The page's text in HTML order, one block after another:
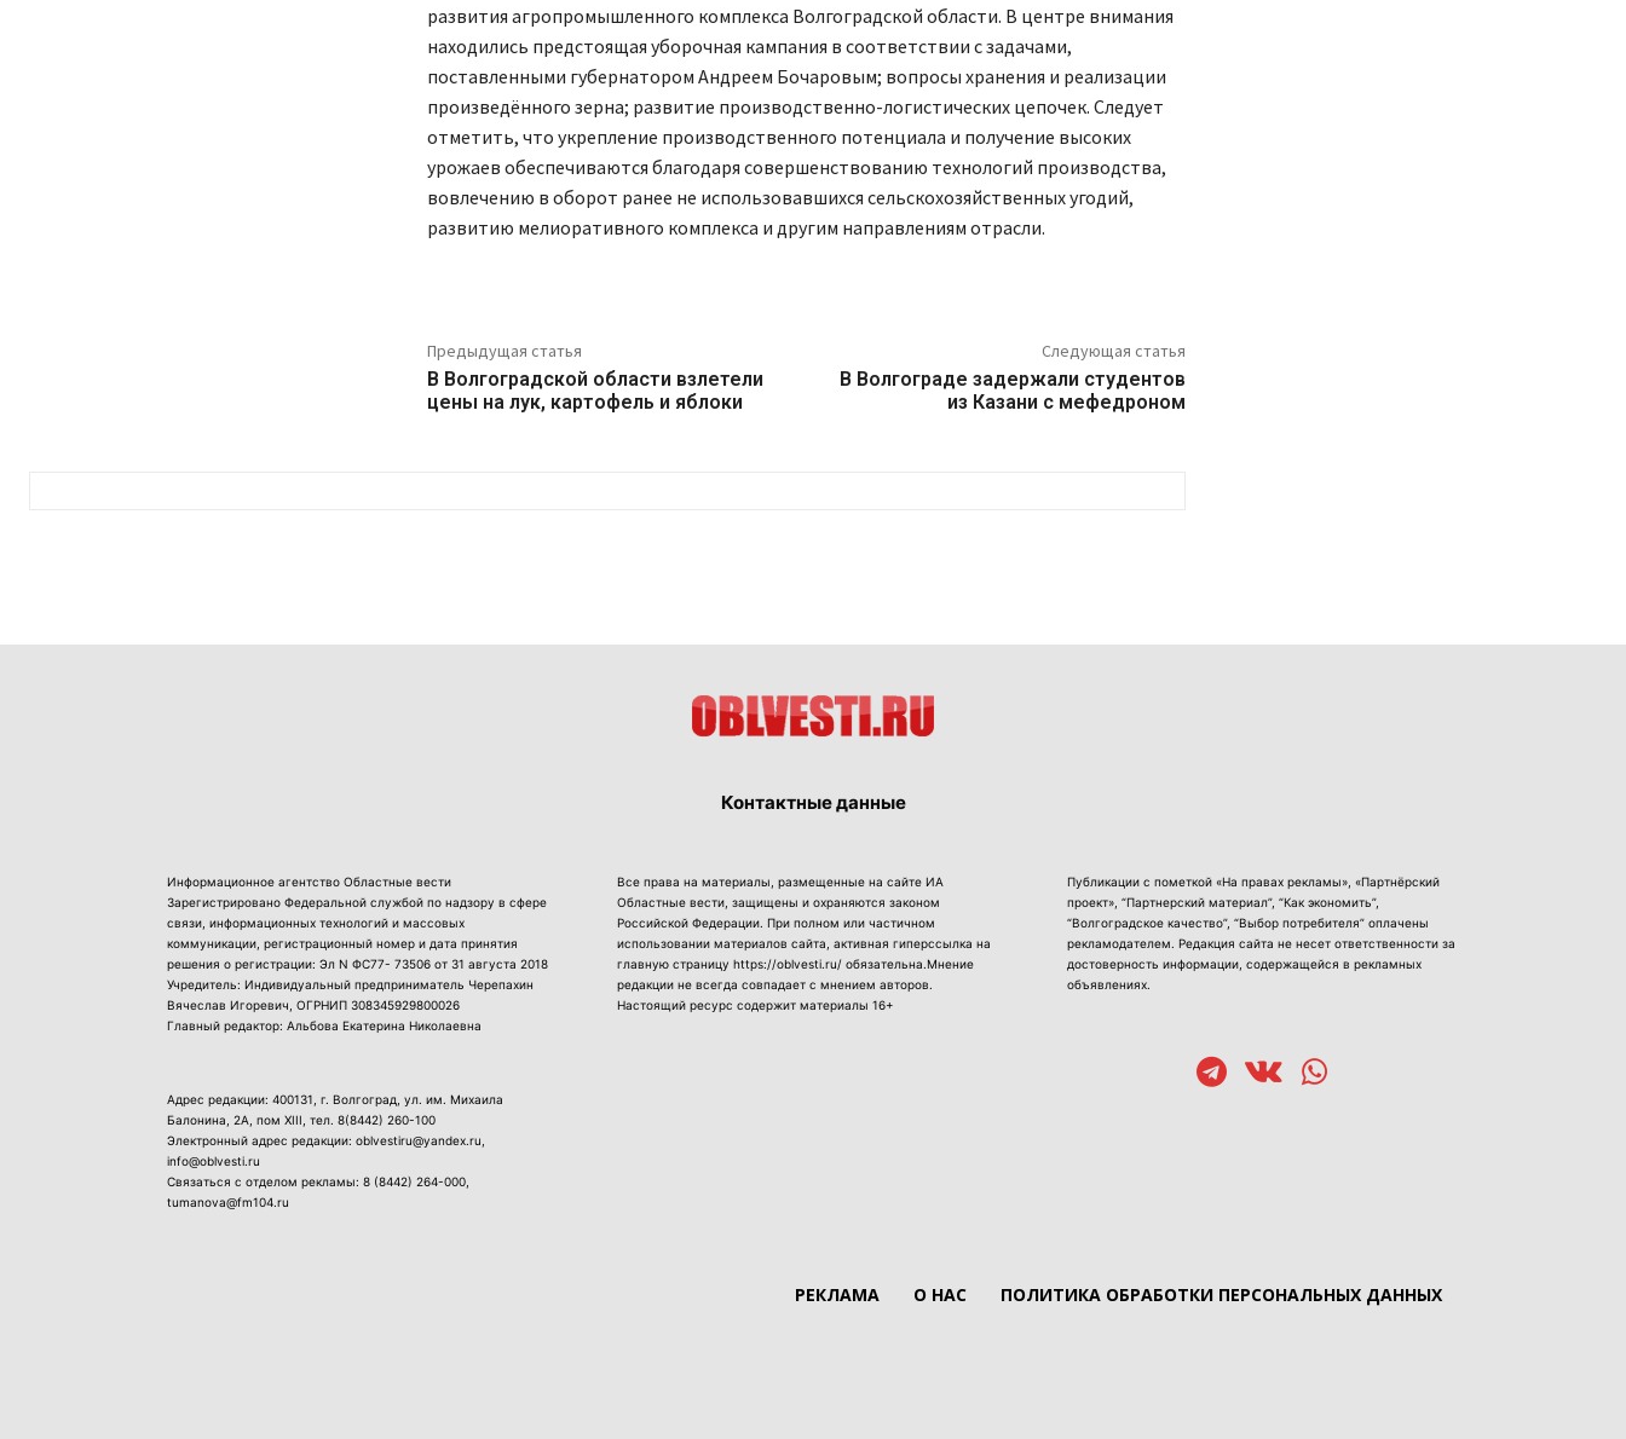
развития агропромышленного комплекса Волгоградской области. В центре внимания
находились предстоящая уборочная кампания в соответствии с задачами,
поставленными губернатором Андреем Бочаровым; вопросы хранения и реализации
произведённого зерна; развитие производственно-логистических цепочек. Следует
отметить, что укрепление производственного потенциала и получение высоких
урожаев обеспечиваются благодаря совершенствованию технологий производства,
вовлечению в оборот ранее не использовавшихся сельскохозяйственных угодий,
развитию мелиоративного комплекса и другим направлениям отрасли.
Предыдущая статья
В Волгоградской области взлетели
цены на лук, картофель и яблоки
Следующая статья
В Волгограде задержали студентов
из Казани с мефедроном
Контактные данные
Информационное агентство Областные вести
Зарегистрировано Федеральной службой по надзору в сфере
связи, информационных технологий и массовых
коммуникации, регистрационный номер и дата принятия
решения о регистрации: Эл N ФС77- 73506 от 31 августа 2018
Учредитель: Индивидуальный предприниматель Черепахин
Вячеслав Игоревич, ОГРНИП 308345929800026
Главный редактор: Альбова Екатерина Николаевна
Адрес редакции: 400131, г. Волгоград, ул. им. Михаила
Балонина, 2А, пом XIII, тел. 8(8442) 260-100
Электронный адрес редакции: oblvestiru@yandex.ru,
info@oblvesti.ru
Связаться с отделом рекламы: 8 (8442) 264-000
tumanova@fm104.ru
Все права на материалы, размещенные на сайте ИА
Областные вести, защищены и охраняются законом
Российской Федерации. При полном или частичном
использовании материалов сайта, активная гиперссылка на
главную страницу https://oblvesti.ru/ обязательна.Мнение
редакции не всегда совпадает с мнением авторов.
Настоящий ресурс содержит материалы 16+
Публикации с пометкой «На правах рекламы», «Партнёрский
проект», “Партнерский материал”, “Как экономить”,
“Волгоградское качество”, “Выбор потребителя” оплачены
рекламодателем. Редакция сайта не несет ответственности за
достоверность информации, содержащейся в рекламных
объявлениях.
РЕКЛАМА О НАС ПОЛИТИКА ОБРАБОТКИ ПЕРСОНАЛЬНЫХ ДАННЫХ